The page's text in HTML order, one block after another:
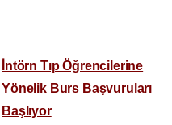
İntörn Tıp Öğrencilerine
Yönelik Burs Başvuruları
Başlıyor